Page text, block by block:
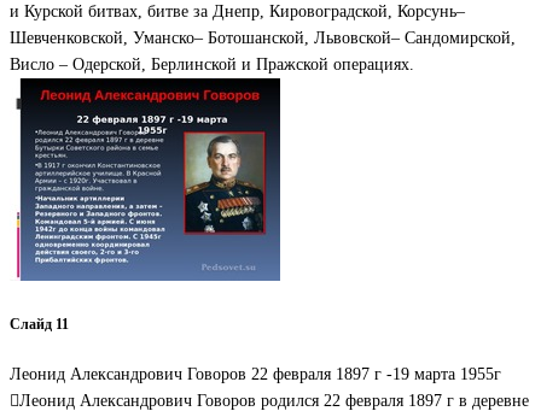
и Курской битвах, битве за Днепр, Кировоградской, Корсунь–
Шевченковской, Уманско– Ботошанской, Львовской– Сандомирской,
Висло – Одерской, Берлинской и Пражской операциях.
Слайд 11
Леонид Александрович Говоров 22 февраля 1897 г -19 марта 1955г
Леонид Александрович Говоров родился 22 февраля 1897 г в деревне